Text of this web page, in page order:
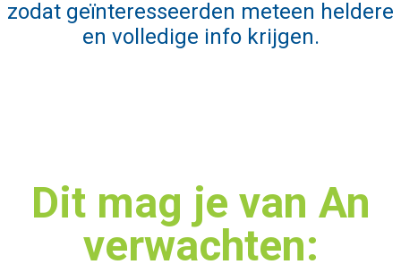
zodat geïnteresseerden meteen heldere
en volledige info krijgen.
Dit mag je van An
verwachten: